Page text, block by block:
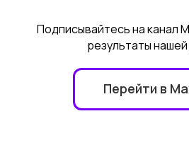
Подписывайтесь на канал
результаты
Перейти в